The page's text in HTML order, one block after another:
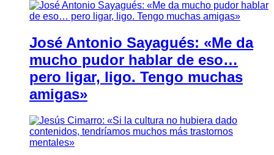
José Antonio Sayagués: «Me da
mucho pudor hablar de eso…
pero ligar, ligo. Tengo muchas
amigas»